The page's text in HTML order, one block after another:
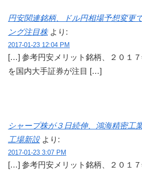
円安関連銘柄、ドル円相場予想変更
ング注目株 より:
2017-01-23 12:04 PM
[…] 参考円安メリット銘柄、２０１
を国内大手証券が注目 […]
シャープ株が３日続伸、鴻海精密工
工場新設 より:
2017-01-23 3:07 PM
[…] 参考円安メリット銘柄、２０１